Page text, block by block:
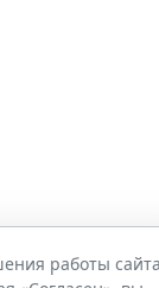
работы